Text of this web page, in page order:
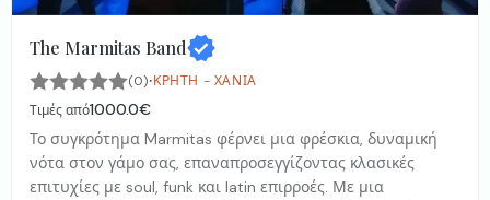
The Marmitas Band
(0)·ΚΡΉΤΗ - ΧΑΝΙΆ
Τιμές από1000.0€
Το συγκρότημα Marmitas φέρνει μια φρέσκια, δυναμική
νότα στον γάμο σας, επαναπροσεγγίζοντας κλασικές
επιτυχίες με soul, funk και latin επιρροές. Με μια